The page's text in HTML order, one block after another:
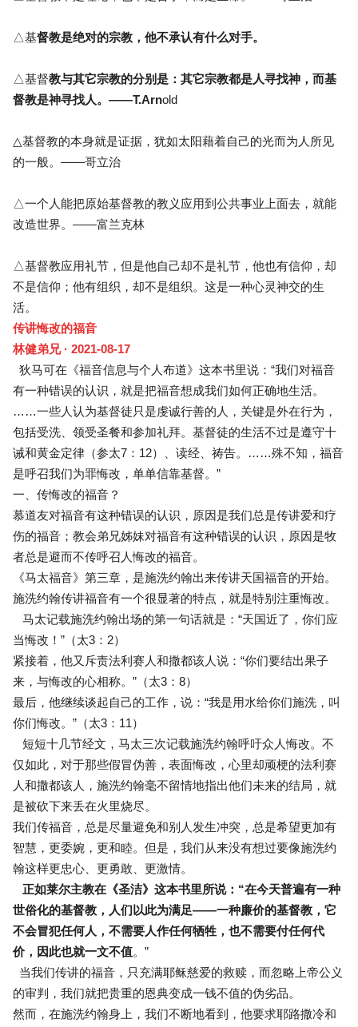
△基督教是绝对的宗教，他不承认有什么对手。
△基督教与其它宗教的分别是：其它宗教都是人寻找神，而基
督教是神寻找人。——T.Arnold
△基督教的本身就是证据，犹如太阳藉着自己的光而为人所见
的一般。——哥立治
△一个人能把原始基督教的教义应用到公共事业上面去，就能
改造世界。——富兰克林
△基督教应用礼节，但是他自己却不是礼节，他也有信仰，却
不是信仰；他有组织，却不是组织。这是一种心灵神交的生
活。
传讲悔改的福音
林健弟兄 · 2021-08-17
狄马可在《福音信息与个人布道》这本书里说：“我们对福音
有一种错误的认识，就是把福音想成我们如何正确地生活。
……一些人认为基督徒只是虔诚行善的人，关键是外在行为，
包括受洗、领受圣餐和参加礼拜。基督徒的生活不过是遵守十
诫和黄金定律（参太7：12）、读经、祷告。……殊不知，福音
是呼召我们为罪悔改，单单信靠基督。”
一、传悔改的福音？
慕道友对福音有这种错误的认识，原因是我们总是传讲爱和疗
伤的福音；教会弟兄姊妹对福音有这种错误的认识，原因是牧
者总是避而不传呼召人悔改的福音。
《马太福音》第三章，是施洗约翰出来传讲天国福音的开始。
施洗约翰传讲福音有一个很显著的特点，就是特别注重悔改。
马太记载施洗约翰出场的第一句话就是：“天国近了，你们应
当悔改！”（太3：2）
紧接着，他又斥责法利赛人和撒都该人说：“你们要结出果子
来，与悔改的心相称。”（太3：8）
最后，他继续谈起自己的工作，说：“我是用水给你们施洗，叫
你们悔改。”（太3：11）
短短十几节经文，马太三次记载施洗约翰呼吁众人悔改。不
仅如此，对于那些假冒伪善，表面悔改，心里却顽梗的法利赛
人和撒都该人，施洗约翰毫不留情地指出他们未来的结局，就
是被砍下来丢在火里烧尽。
我们传福音，总是尽量避免和别人发生冲突，总是希望更加有
智慧，更委婉，更和睦。但是，我们从来没有想过要像施洗约
翰这样更忠心、更勇敢、更激情。
正如莱尔主教在《圣洁》这本书里所说：“在今天普遍有一种
世俗化的基督教，人们以此为满足——一种廉价的基督教，它
不会冒犯任何人，不需要人作任何牺牲，也不需要付任何代
价，因此也就一文不值。”
当我们传讲的福音，只充满耶稣慈爱的救赎，而忽略上帝公义
的审判，我们就把贵重的恩典变成一钱不值的伪劣品。
然而，在施洗约翰身上，我们不断地看到，他要求耶路撒冷和